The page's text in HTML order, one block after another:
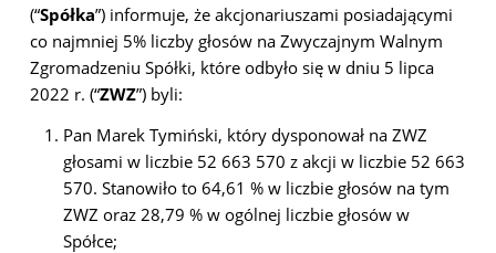
(“Spółka”) informuje, że akcjonariuszami posiadającymi
co najmniej 5% liczby głosów na Zwyczajnym Walnym
Zgromadzeniu Spółki, które odbyło się w dniu 5 lipca
2022 r. (“ZWZ”) byli:
Pan Marek Tymiński, który dysponował na ZWZ
głosami w liczbie 52 663 570 z akcji w liczbie 52 663
570. Stanowiło to 64,61 % w liczbie głosów na tym
ZWZ oraz 28,79 % w ogólnej liczbie głosów w
Spółce;